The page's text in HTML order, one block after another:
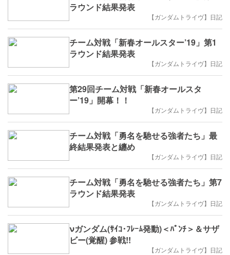
ラウンド結果発表
【ガンダムトライヴ】日記
チーム対戦「新春オールスター’19」第1
ラウンド結果発表
【ガンダムトライヴ】日記
第29回チーム対戦「新春オールスタ
ー’19」開幕！！
【ガンダムトライヴ】日記
チーム対戦「勇名を馳せる強者たち」最
終結果発表と纏め
【ガンダムトライヴ】日記
チーム対戦「勇名を馳せる強者たち」第7
ラウンド結果発表
【ガンダムトライヴ】日記
νガンダム(ｻｲｺ･ﾌﾚｰﾑ発動)＜ﾊﾟﾝﾁ＞＆サザ
ビー(覚醒) 参戦!!
【ガンダムトライヴ】日記